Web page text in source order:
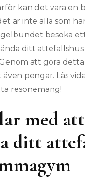
kan det vara en
är inte alla som
besöka
ditt attefallshus
att göra
pengar. Läs
resonemang!
med att
ditt